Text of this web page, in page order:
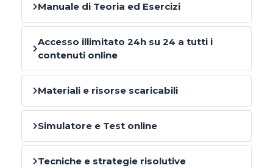
Manuale di Teoria ed Esercizi
Accesso illimitato 24h su 24 a tutti i
contenuti online
Materiali e risorse scaricabili
Simulatore e Test online
Tecniche e strategie risolutive